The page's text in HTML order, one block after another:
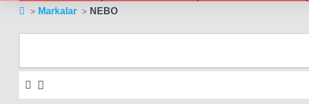
Markalar NEBO